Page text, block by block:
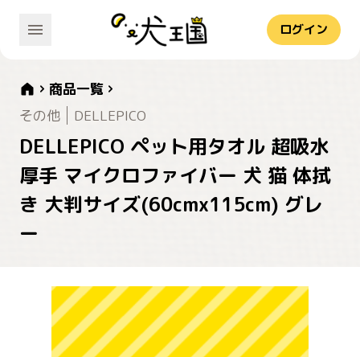
ログイン
商品一覧
その他
DELLEPICO
DELLEPICO ペット用タオル 超吸水
厚手 マイクロファイバー 犬 猫 体拭
き 大判サイズ(60cmx115cm) グレ
ー